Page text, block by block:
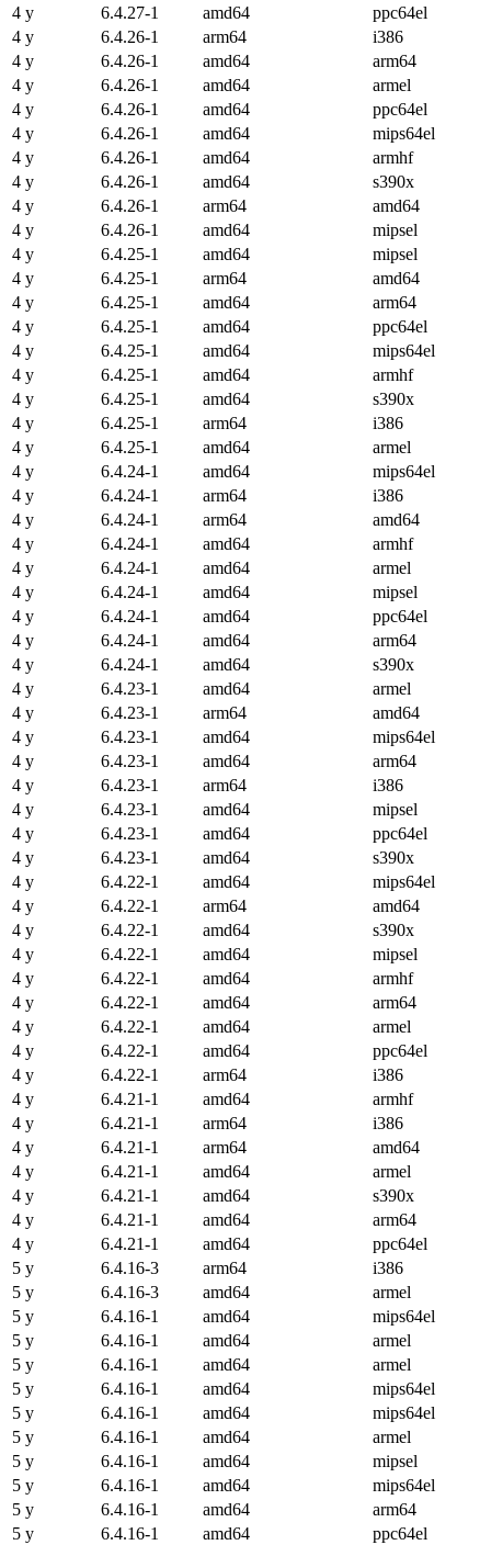
4 y
6.4.27-1 amd64
ppc64el
4 y
6.4.26-1 arm64
i386
4 y
6.4.26-1 amd64
arm64
4 y
6.4.26-1 amd64
armel
4 y
6.4.26-1 amd64
ppc64el
4 y
6.4.26-1 amd64
mips64el
4 y
6.4.26-1 amd64
armhf
4 y
6.4.26-1 amd64
s390x
4 y
6.4.26-1 arm64
amd64
4 y
6.4.26-1 amd64
mipsel
4 y
6.4.25-1 amd64
mipsel
4 y
6.4.25-1 arm64
amd64
4 y
6.4.25-1 amd64
arm64
4 y
6.4.25-1 amd64
ppc64el
4 y
6.4.25-1 amd64
mips64el
4 y
6.4.25-1 amd64
armhf
4 y
6.4.25-1 amd64
s390x
4 y
6.4.25-1 arm64
i386
4 y
6.4.25-1 amd64
armel
4 y
6.4.24-1 amd64
mips64el
4 y
6.4.24-1 arm64
i386
4 y
6.4.24-1 arm64
amd64
4 y
6.4.24-1 amd64
armhf
4 y
6.4.24-1 amd64
armel
4 y
6.4.24-1 amd64
mipsel
4 y
6.4.24-1 amd64
ppc64el
4 y
6.4.24-1 amd64
arm64
4 y
6.4.24-1 amd64
s390x
4 y
6.4.23-1 amd64
armel
4 y
6.4.23-1 arm64
amd64
4 y
6.4.23-1 amd64
mips64el
4 y
6.4.23-1 amd64
arm64
4 y
6.4.23-1 arm64
i386
4 y
6.4.23-1 amd64
mipsel
4 y
6.4.23-1 amd64
ppc64el
4 y
6.4.23-1 amd64
s390x
4 y
6.4.22-1 amd64
mips64el
4 y
6.4.22-1 arm64
amd64
4 y
6.4.22-1 amd64
s390x
4 y
6.4.22-1 amd64
mipsel
4 y
6.4.22-1 amd64
armhf
4 y
6.4.22-1 amd64
arm64
4 y
6.4.22-1 amd64
armel
4 y
6.4.22-1 amd64
ppc64el
4 y
6.4.22-1 arm64
i386
4 y
6.4.21-1 amd64
armhf
4 y
6.4.21-1 arm64
i386
4 y
6.4.21-1 arm64
amd64
4 y
6.4.21-1 amd64
armel
4 y
6.4.21-1 amd64
s390x
4 y
6.4.21-1 amd64
arm64
4 y
6.4.21-1 amd64
ppc64el
5 y
6.4.16-3 arm64
i386
5 y
6.4.16-3 amd64
armel
5 y
6.4.16-1 amd64
mips64el
5 y
6.4.16-1 amd64
armel
5 y
6.4.16-1 amd64
armel
5 y
6.4.16-1 amd64
mips64el
5 y
6.4.16-1 amd64
mips64el
5 y
6.4.16-1 amd64
armel
5 y
6.4.16-1 amd64
mipsel
5 y
6.4.16-1 amd64
mips64el
5 y
6.4.16-1 amd64
arm64
5 y
6.4.16-1 amd64
ppc64el